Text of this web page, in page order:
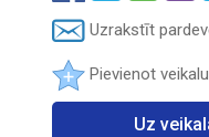
Uzrakstīt
Pievienot
Uz